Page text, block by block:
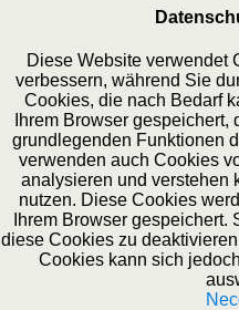
Diese Website verwendet
verbessern, während Sie
Cookies, die nach Bedarf
Ihrem Browser
grundlegenden Funktionen
verwenden auch Cookies
analysieren und verstehen
nutzen. Diese Cookies
Ihrem Browser
diese Cookies zu
Cookies kann sich